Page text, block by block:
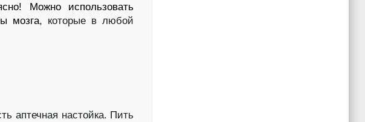
Можно использовать
мозга, которые в любой
аптечная настойка. Пить